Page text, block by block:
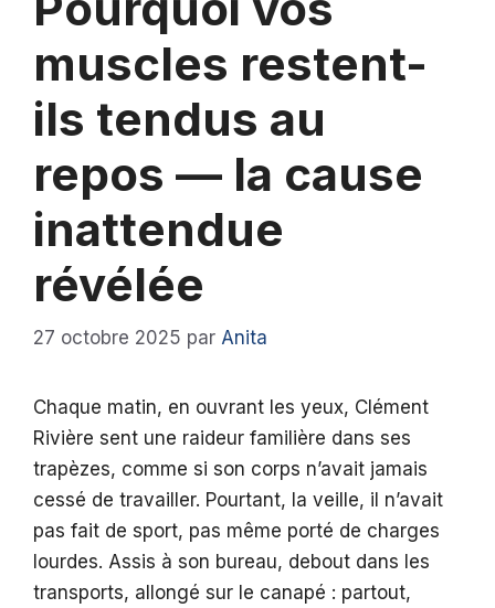
muscles restent-
ils tendus au
repos — la cause
inattendue
révélée
27 octobre 2025 par Anita
Chaque matin, en ouvrant les yeux, Clément
Rivière sent une raideur familière dans ses
trapèzes, comme si son corps n’avait jamais
cessé de travailler. Pourtant, la veille, il n’avait
pas fait de sport, pas même porté de charges
lourdes. Assis à son bureau, debout dans les
transports, allongé sur le canapé : partout,